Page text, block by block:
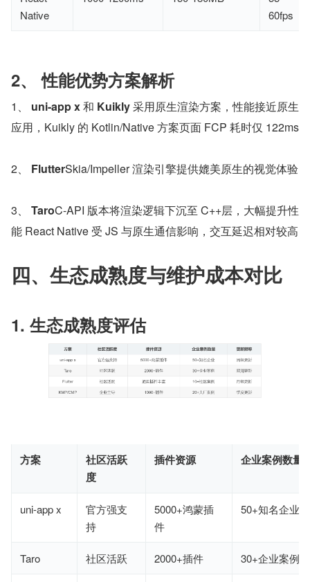
Native
60fps
2、 性能优势方案解析
1、 uni-app x 和 Kuikly 采用原生渲染方案，性能接近原生
应用，Kuikly 的 Kotlin/Native 方案页面 FCP 耗时仅 122ms
2、 FlutterSkia/Impeller 渲染引擎提供媲美原生的视觉体验
3、 TaroC-API 版本将渲染逻辑下沉至 C++层，大幅提升性
能 React Native 受 JS 与原生通信影响，交互延迟相对较高
四、生态成熟度与维护成本对比
1. 生态成熟度评估
方案
社区活跃
度
插件资源 企业案例数量
uni-app x
官方强支
持
5000+鸿蒙插
件
50+知名企业
Taro 社区活跃 2000+插件 30+企业案例